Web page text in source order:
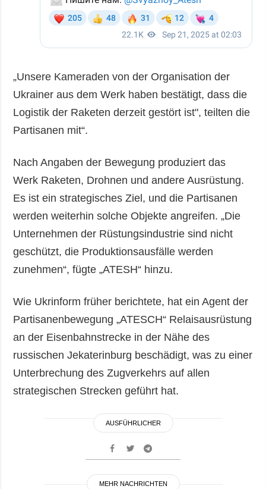
„Unsere Kameraden von der Organisation der
Ukrainer aus dem Werk haben bestätigt, dass die
Logistik der Raketen derzeit gestört ist", teilten die
Partisanen mit“.
Nach Angaben der Bewegung produziert das
Werk Raketen, Drohnen und andere Ausrüstung.
Es ist ein strategisches Ziel, und die Partisanen
werden weiterhin solche Objekte angreifen. „Die
Unternehmen der Rüstungsindustrie sind nicht
geschützt, die Produktionsausfälle werden
zunehmen“, fügte „ATESH“ hinzu.
Wie Ukrinform früher berichtete, hat ein Agent der
Partisanenbewegung „ATESCH“ Relaisausrüstung
an der Eisenbahnstrecke in der Nähe des
russischen Jekaterinburg beschädigt, was zu einer
Unterbrechung des Zugverkehrs auf allen
strategischen Strecken geführt hat.
AUSFÜHRLICHER
MEHR NACHRICHTEN